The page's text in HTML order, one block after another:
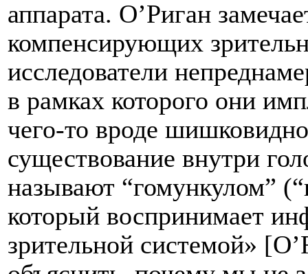
аппарата. О’Риган
компенсирующих
исследователи
в рамках которого они
чего-то вроде
существование внутри
называют “гомункулом”
который воспринимает
зрительной системой»